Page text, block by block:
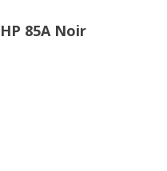
85A Noir